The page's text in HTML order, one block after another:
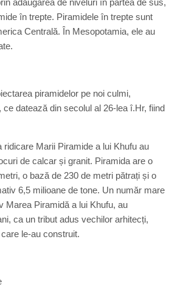
adăugarea de niveluri în partea de sus,
în trepte. Piramidele în trepte sunt
Centrală. În Mesopotamia, ele au
piramidelor pe noi culmi,
ce datează din secolul al 26-lea î.Hr, fiind
ridicare Marii Piramide a lui Khufu au
de calcar și granit. Piramida are o
o bază de 230 de metri pătrați și o
6,5 milioane de tone. Un număr mare
Marea Piramidă a lui Khufu, au
ca un tribut adus vechilor arhitecți,
le-au construit.